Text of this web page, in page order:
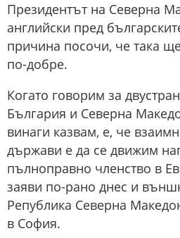
Президентът на Северна
английски пред
причина посочи, че така
по-добре.
Когато говорим за
България и Северна
винаги казвам, е, че
държави е да се движим
пълноправно членство в
заяви по-рано днес и
Република Северна
в София.